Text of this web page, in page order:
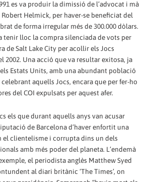
es va produir la dimissió de l’advocat i mà
Helmick, per haver-se beneficiat del
de forma irregular més de 300.000 dòlars.
tenir lloc la compra silenciada de vots per
de Salt Lake City per acollir els Jocs
2002. Una acció que va resultar exitosa, ja
Estats Units, amb una abundant població
aquells Jocs, encara que per fer-ho
del COI expulsats per aquest afer.
els que durant aquells anys van acusar
de Barcelona d’haver enfortit una
el clientelisme i corrupta dins un dels
amb més poder del planeta. L’endemà
el periodista anglès Matthew Syed
al diari britànic ‘The Times’, on